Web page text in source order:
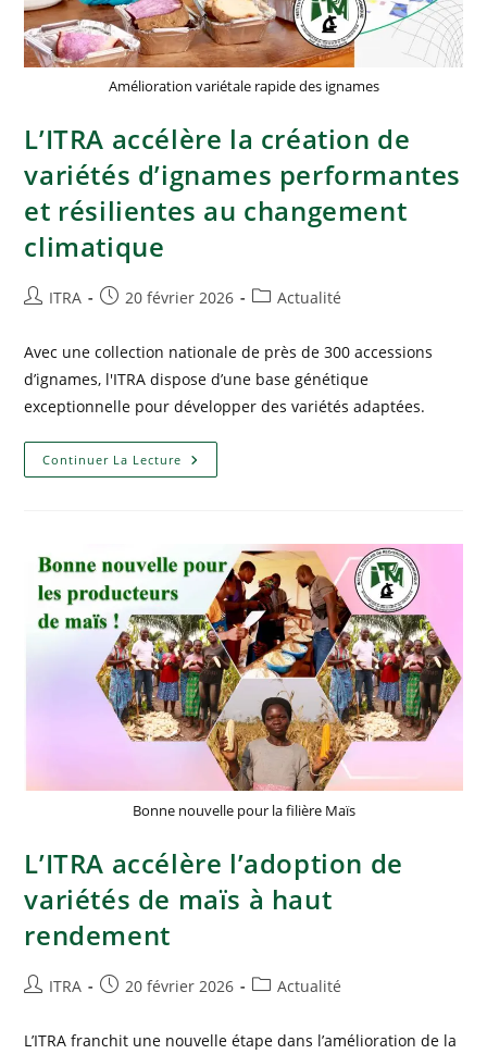
Amélioration variétale rapide des ignames
L’ITRA accélère la création de
variétés d’ignames performantes
et résilientes au changement
climatique
ITRA 20 février 2026 Actualité
Avec une collection nationale de près de 300 accessions
d’ignames, l'ITRA dispose d’une base génétique
exceptionnelle pour développer des variétés adaptées.
Continuer La Lecture
Bonne nouvelle pour la filière Maïs
L’ITRA accélère l’adoption de
variétés de maïs à haut
rendement
ITRA 20 février 2026 Actualité
L’ITRA franchit une nouvelle étape dans l’amélioration de la